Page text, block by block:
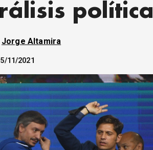
política
Jorge Altamira
11/2021